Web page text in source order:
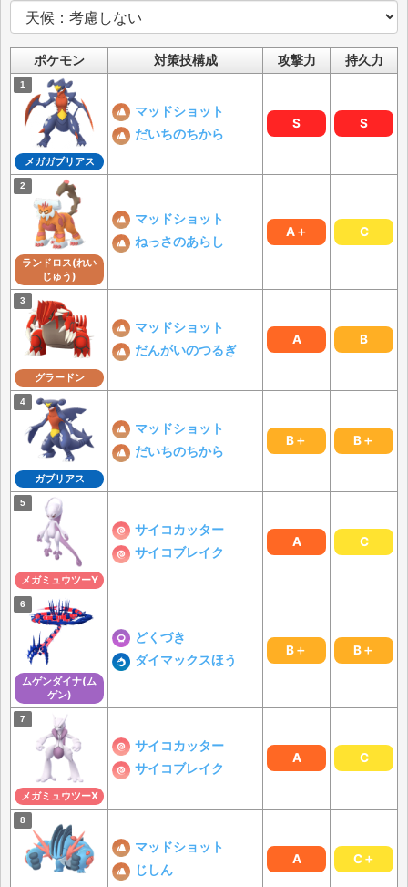
ポケモン 対策技構成 攻撃力 持久力
メガガブリアス
マッドショット
だいちのちから
S S
ランドロス(れい
じゅう)
マッドショット
ねっさのあらし
A＋ C
グラードン
マッドショット
だんがいのつるぎ
A B
ガブリアス
マッドショット
だいちのちから
B＋ B＋
メガミュウツーY
サイコカッター
サイコブレイク
A C
ムゲンダイナ(ム
ゲン)
どくづき
ダイマックスほう
B＋ B＋
メガミュウツーX
サイコカッター
サイコブレイク
A C
マッドショット
じしん
A C＋